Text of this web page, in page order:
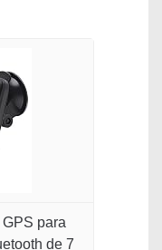
para
de 7